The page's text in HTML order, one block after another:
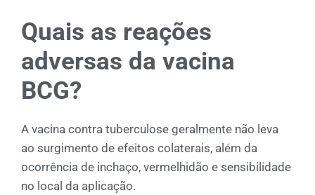
Quais as reações
adversas da vacina
BCG?
A vacina contra tuberculose geralmente não leva
ao surgimento de efeitos colaterais, além da
ocorrência de inchaço, vermelhidão e sensibilidade
no local da aplicação.